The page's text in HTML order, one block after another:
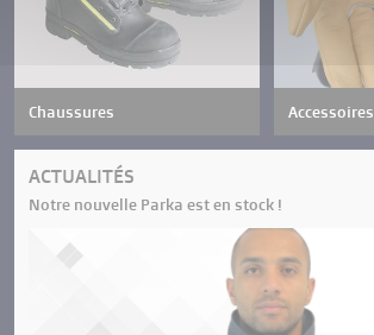
Chaussures Accessoires
ACTUALITÉS
Notre nouvelle Parka est en stock !